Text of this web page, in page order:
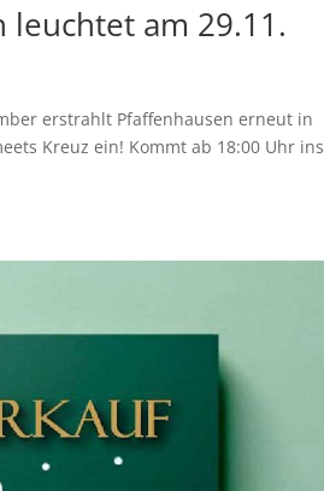
leuchtet am 29.11.
erstrahlt Pfaffenhausen erneut in
Kreuz ein! Kommt ab 18:00 Uhr ins